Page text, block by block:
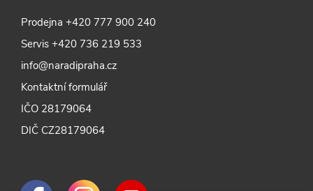
Prodejna+420 777 900 240
Servis+420 736 219 533
info@naradipraha.cz
Kontaktní formulář
IČO 28179064
DIČ CZ28179064